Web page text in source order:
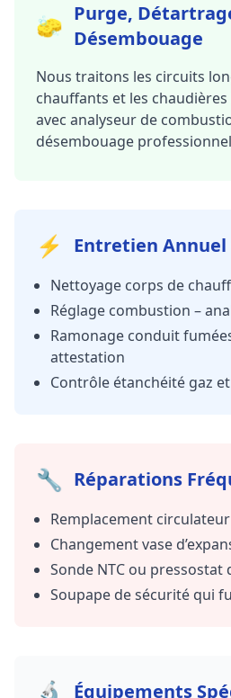
🧽 Purge,
Désembouage
Nous traitons les circuits
chauffants et les
avec analyseur de
désembouage
⚡ Entretien
Nettoyage corps de
Réglage combustion –
Ramonage conduit
attestation
Contrôle étanchéité gaz
🔧 Réparations
Remplacement
Changement vase
Sonde NTC ou pressostat
Soupape de sécurité qui
🔬 Équipements